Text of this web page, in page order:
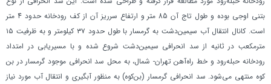
بتني اوجي بوده و طول تاج آن 85 متر و ارتفاع سرريز آن از كف رودخانه حدود 4 متر
است. كانال انتقال آب سيمين‌دشت به گرمسار با طول حدود ۳۷ کيلومتر و به ظرفيت ۱۵
مترمكعب در ثانيه از سد انحرافي سيمين‌دشت شروع شده و با مسيريابي در امتداد
رودخانه حبله‌رود و خط راه‌آهن تهران- شمال، به محل سد انحرافي موجود گرمسار در بن
كوه منتهي مي‌شود. سد انحرافي گرمسار (بن‌كوه) به منظور آبگيري و انتقال آب مورد نياز